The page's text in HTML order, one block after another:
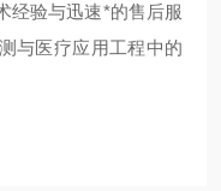
经验与迅速*的售后服
与医疗应用工程中的